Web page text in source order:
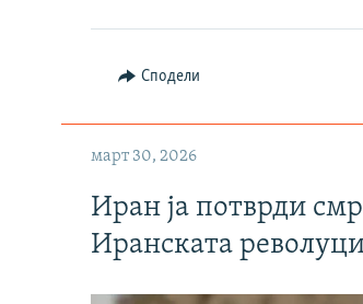
Сподели
март 30, 2026
Иран ја потврди
Иранската